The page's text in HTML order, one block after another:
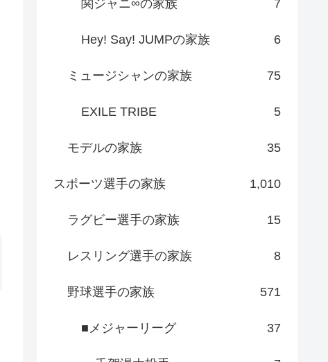
関ジャニ∞の家族 7
Hey! Say! JUMPの家族 6
ミュージシャンの家族 75
EXILE TRIBE 5
モデルの家族 35
スポーツ選手の家族 1,010
ラグビー選手の家族 15
レスリング選手の家族 8
野球選手の家族 571
■メジャーリーグ 37